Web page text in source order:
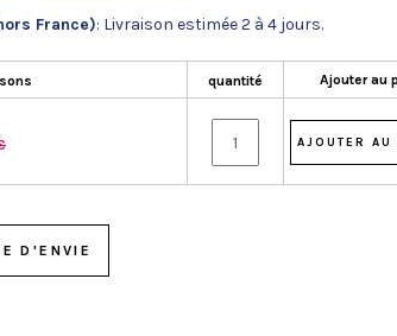
France): Livraison estimée 2 à 4 jours.
quantité Ajouter au
D'ENVIE